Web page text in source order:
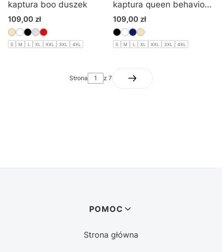
kaptura boo duszek
Cena
109,00 zł
S M L XL XXL 3XL 4XL
kaptura queen behavior
halloween
Cena
109,00 zł
S M L XL XXL 3XL 4XL
Strona z 7
POMOC
Strona główna